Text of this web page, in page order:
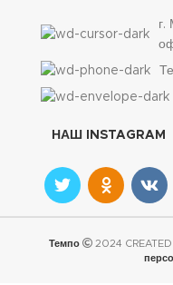
г.
НАШ INSTAGRAM
Темпо 2024 CREATED